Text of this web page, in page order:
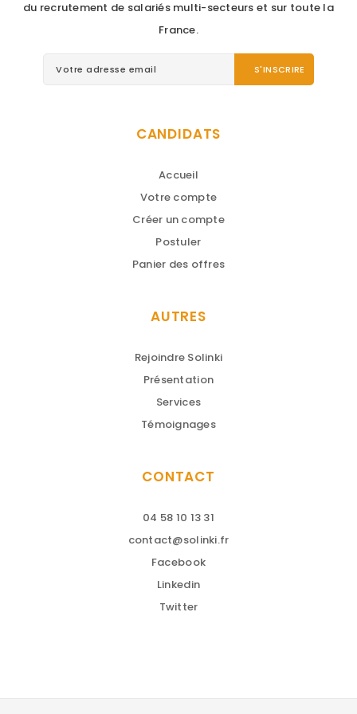
du recrutement de salariés multi-secteurs et sur toute la
France.
CANDIDATS
Accueil
Votre compte
Créer un compte
Postuler
Panier des offres
AUTRES
Rejoindre Solinki
Présentation
Services
Témoignages
CONTACT
04 58 10 13 31
contact@solinki.fr
Facebook
Linkedin
Twitter